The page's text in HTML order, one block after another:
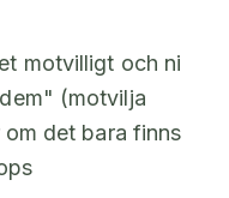
motvilligt och ni
(motvilja
det bara finns